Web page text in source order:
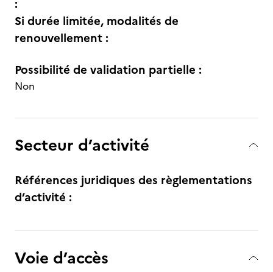
:
Si durée limitée, modalités de
renouvellement :
Possibilité de validation partielle :
Non
Secteur d’activité
Références juridiques des règlementations
d’activité :
Voie d’accès